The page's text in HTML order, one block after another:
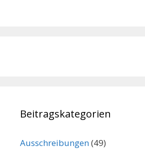
Beitragskategorien
Ausschreibungen(49)